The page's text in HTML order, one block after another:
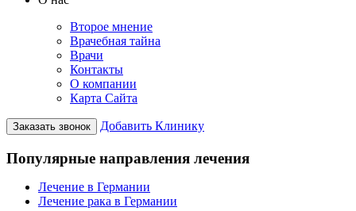
Второе мнение
Врачебная тайна
Врачи
Контакты
О компании
Карта Сайта
Заказать звонок Добавить Клинику
Популярные направления лечения
Лечение в Германии
Лечение рака в Германии